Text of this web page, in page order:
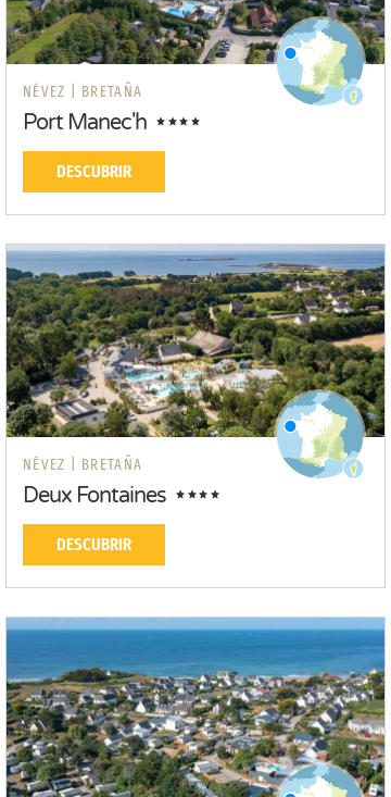
NÉVEZ | BRETAÑA
Port Manec'h
DESCUBRIR
NÉVEZ | BRETAÑA
Deux Fontaines
DESCUBRIR